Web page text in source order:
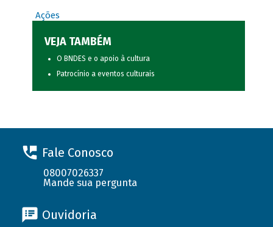
Ações
VEJA TAMBÉM
O BNDES e o apoio à cultura
Patrocínio a eventos culturais
Fale Conosco
08007026337
Mande sua pergunta
Ouvidoria